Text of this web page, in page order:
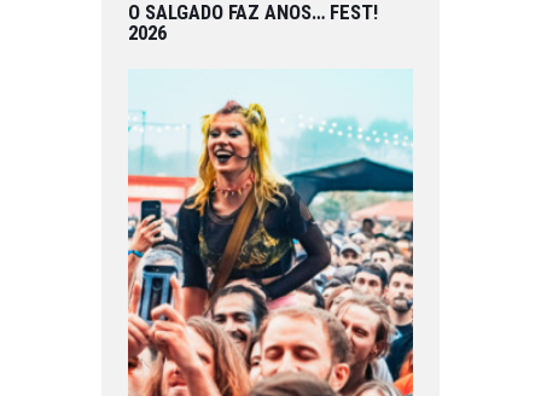
O SALGADO FAZ ANOS… FEST!
2026